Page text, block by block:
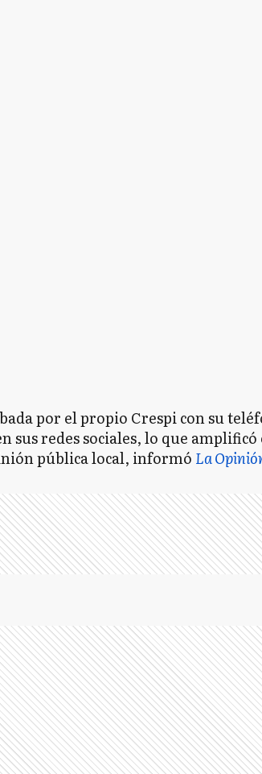
por el propio Crespi con su
sus redes sociales, lo que
pública local, informó La